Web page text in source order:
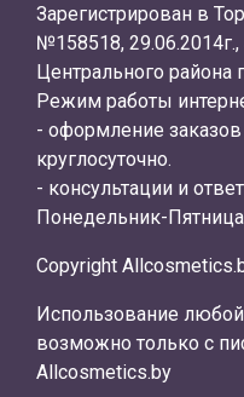
Зарегистрирован в
№158518,
Центрального района
Режим работы
- оформление заказов
круглосуточно.
- консультации и
Понедельник-
Copyright
Использование
возможно только с
Allcosmetics.by